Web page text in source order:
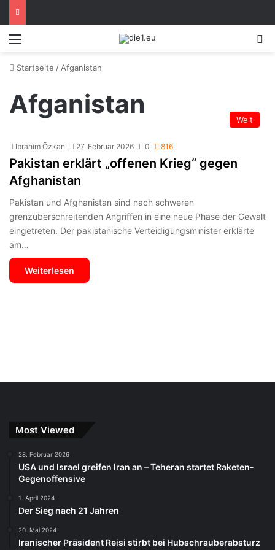
Startseite / Afganistan
Afganistan
Welt
Ibrahim Özkan 27. Februar 2026 0 816
Pakistan erklärt „offenen Krieg“ gegen
Afghanistan
Pakistan und Afghanistan sind nach schweren
grenzüberschreitenden Angriffen in eine neue Phase der Gewalt
eingetreten. Der pakistanische Verteidigungsminister erklärte
am…
Weiterlesen
Most Viewed
28. Februar 2026
USA und Israel greifen Iran an – Teheran startet Raketen-
Gegenoffensive
1. April 2024
Der Sieg nach 21 Jahren
20. Mai 2024
Iranischer Präsident Reisi stirbt bei Hubschrauberabsturz